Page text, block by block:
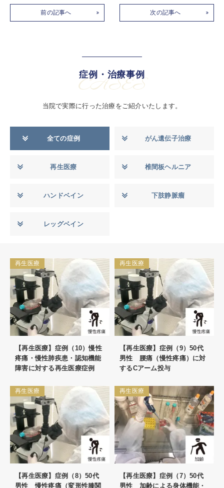
前の記事へ 次の記事へ
症例・治療事例
CASES
当院で実際に行った治療をご紹介いたします。
全ての症例 がん遺伝子治療
再生医療 椎間板ヘルニア
ハンドベイン 下肢静脈瘤
レッグベイン
再生医療
【再生医療】症例（10）慢性
疼痛・慢性肺疾患・認知機能
障害に対する再生医療症例
再生医療
【再生医療】症例（9）50代
男性 腰痛（慢性疼痛）に対
するCアーム投与
再生医療
【再生医療】症例（8）50代
男性 慢性疼痛（変形性膝関
再生医療
【再生医療】症例（7）50代
男性 加齢による身体機能・